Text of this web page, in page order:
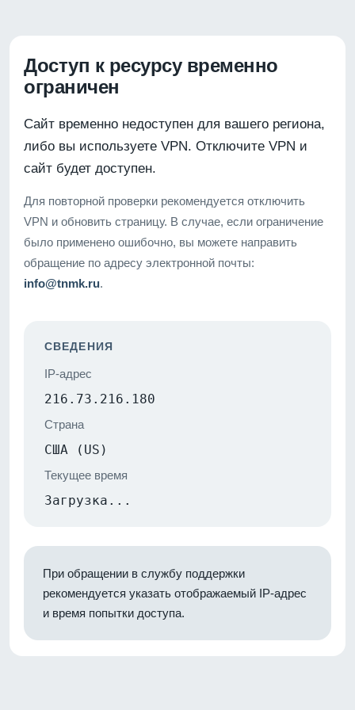
Доступ к ресурсу временно
ограничен
Сайт временно недоступен для вашего региона,
либо вы используете VPN. Отключите VPN и
сайт будет доступен.
Для повторной проверки рекомендуется отключить
VPN и обновить страницу. В случае, если ограничение
было применено ошибочно, вы можете направить
обращение по адресу электронной почты:
info@tnmk.ru.
СВЕДЕНИЯ
IP-адрес
216.73.216.180
Страна
США (US)
Текущее время
Загрузка...
При обращении в службу поддержки
рекомендуется указать отображаемый IP-адрес
и время попытки доступа.